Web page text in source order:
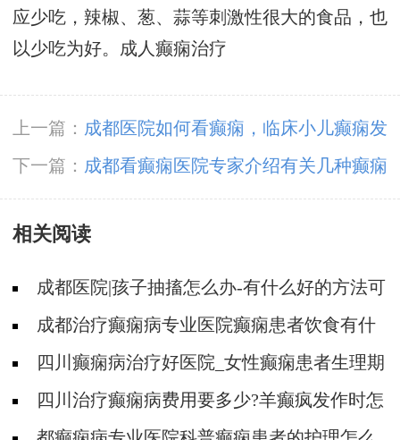
应少吃，辣椒、葱、蒜等刺激性很大的食品，也
以少吃为好。 成人癫痫治疗
上一篇： 成都医院如何看癫痫，临床小儿癫痫发
作如何鉴别?
下一篇： 成都看癫痫医院专家介绍有关几种癫痫
病的诊疗方式?
相关阅读
成都医院|孩子抽搐怎么办-有什么好的方法可
以预防癫痫发作?
成都治疗癫痫病专业医院癫痫患者饮食有什
么特殊注意事项?
四川癫痫病治疗好医院_女性癫痫患者生理期
要注意什么?
四川治疗癫痫病费用要多少?羊癫疯发作时怎